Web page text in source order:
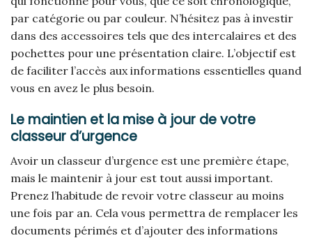
par catégorie ou par couleur. N’hésitez pas à investir
dans des accessoires tels que des intercalaires et des
pochettes pour une présentation claire. L’objectif est
de faciliter l’accès aux informations essentielles quand
vous en avez le plus besoin.
Le maintien et la mise à jour de votre
classeur d’urgence
Avoir un classeur d’urgence est une première étape,
mais le maintenir à jour est tout aussi important.
Prenez l’habitude de revoir votre classeur au moins
une fois par an. Cela vous permettra de remplacer les
documents périmés et d’ajouter des informations